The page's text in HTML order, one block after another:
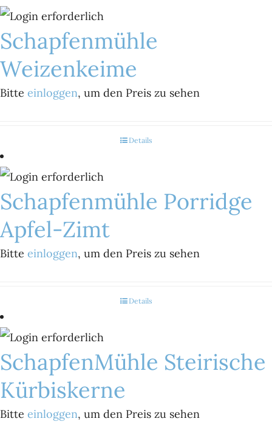
Schapfenmühle
Weizenkeime
Bitte einloggen, um den Preis zu sehen
Details
Schapfenmühle Porridge
Apfel-Zimt
Bitte einloggen, um den Preis zu sehen
Details
SchapfenMühle Steirische
Kürbiskerne
Bitte einloggen, um den Preis zu sehen